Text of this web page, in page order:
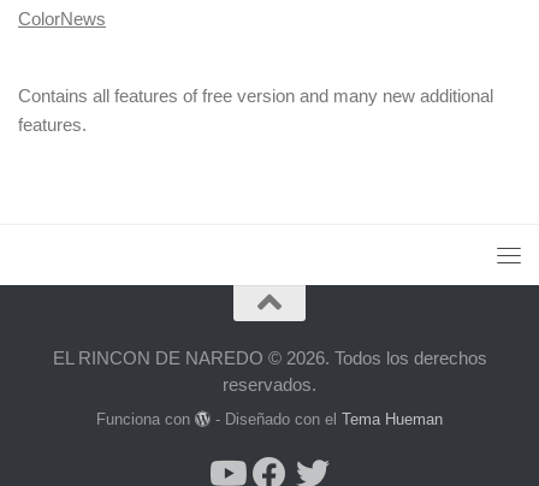
ColorNews
Contains all features of free version and many new additional
features.
EL RINCON DE NAREDO © 2026. Todos los derechos
reservados.
Funciona con - Diseñado con elTema Hueman